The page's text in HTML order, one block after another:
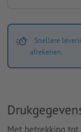
Snellere
afrekenen.
Met betrekking tot